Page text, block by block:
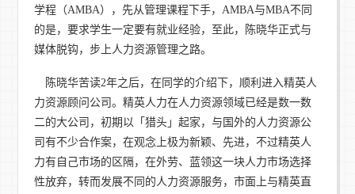
学程（AMBA），先从管理课程下手，AMBA与MBA不同
的是，要求学生一定要有就业经验，至此，陈晓华正式与
媒体脱钩，步上人力资源管理之路。
陈晓华苦读2年之后，在同学的介绍下，顺利进入精英人
力资源顾问公司。精英人力在人力资源领域已经是数一数
二的大公司，初期以「猎头」起家，与国外的人力资源公
司有不少合作案，在观念上极为新颖、先进，不过精英人
力有自己市场的区隔，在外劳、蓝领这一块人力市场选择
性放弃，转而发展不同的人力资源服务，市面上与精英直